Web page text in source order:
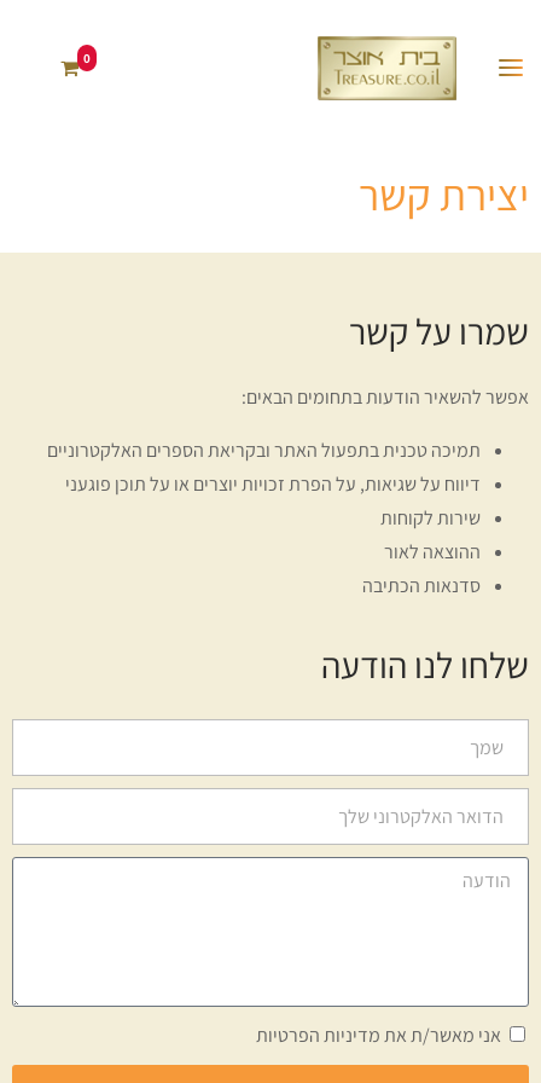
0
יצירת קשר
שמרו על קשר
אפשר להשאיר הודעות בתחומים הבאים:
תמיכה טכנית בתפעול האתר ובקריאת הספרים האלקטרוניים
דיווח על שגיאות, על הפרת זכויות יוצרים או על תוכן פוגעני
שירות לקוחות
ההוצאה לאור
סדנאות הכתיבה
שלחו לנו הודעה
אני מאשר/ת אתמדיניות הפרטיות